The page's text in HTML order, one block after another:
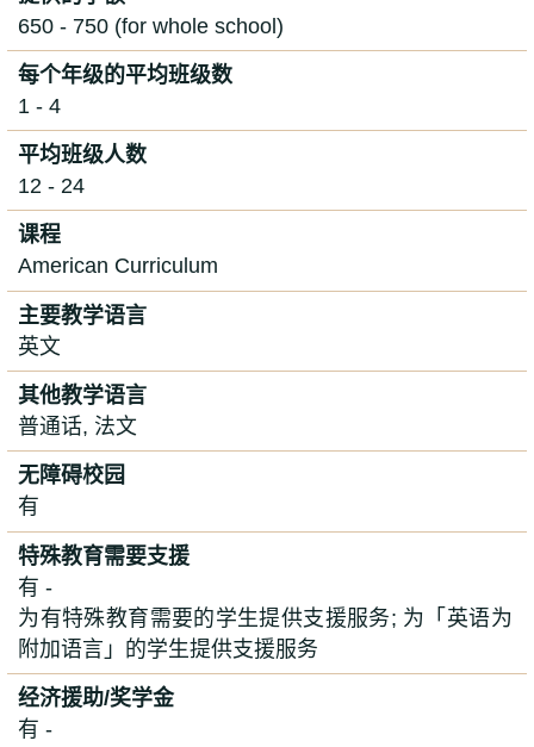
650 - 750 (for whole school)
每个年级的平均班级数
1 - 4
平均班级人数
12 - 24
课程
American Curriculum
主要教学语言
英文
其他教学语言
普通话, 法文
无障碍校园
有
特殊教育需要支援
有 -
为有特殊教育需要的学生提供支援服务; 为「英语为
附加语言」的学生提供支援服务
经济援助/奖学金
有 -